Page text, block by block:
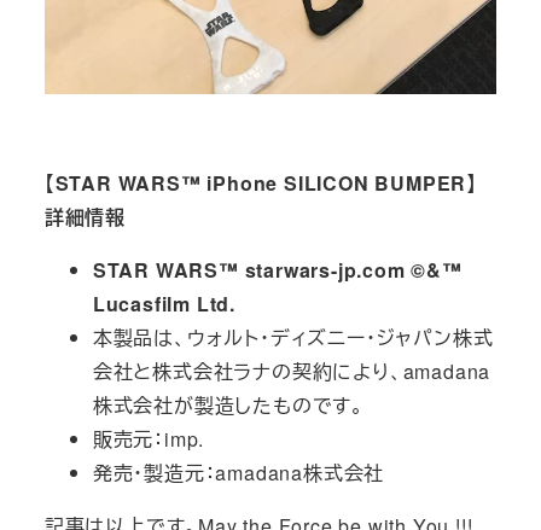
【STAR WARS™ iPhone SILICON BUMPER】
詳細情報
STAR WARS™ starwars-jp.com ©&™
Lucasfilm Ltd.
本製品は、ウォルト・ディズニー・ジャパン株式
会社と株式会社ラナの契約により、amadana
株式会社が製造したものです。
販売元：imp.
発売・製造元：amadana株式会社